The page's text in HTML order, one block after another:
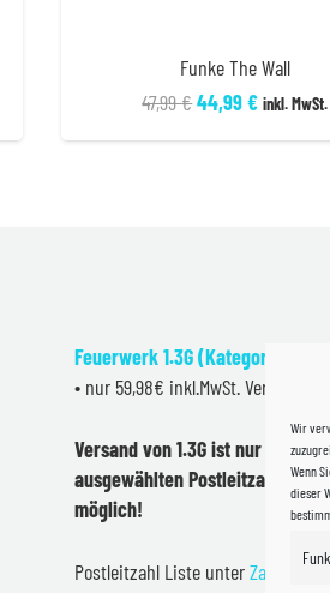
Wir
Wenn
dieser
Funke The Wall
47,99€Ursprünglicher
44,99€Aktueller
inkl. MwSt.
Feuerwerk 1.3G (Kategorie F2)
• nur 59,98€ inkl.MwSt.
Versand von 1.3G ist nur
ausgewählten Postleitzahlen in
möglich!
Postleitzahl Liste unterZahlung &